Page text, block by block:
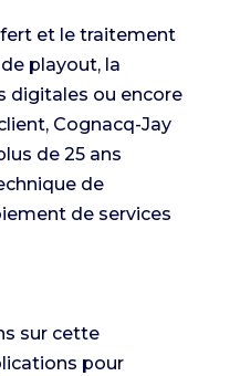
et le traitement
playout, la
digitales ou encore
Cognacq-Jay
de 25 ans
de
de services
sur cette
pour